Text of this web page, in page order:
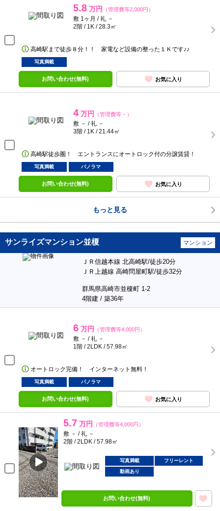
5.8 万円 （管理費等2,000円）
敷 1ヶ月 / 礼 －
2階 / 1K / 28.3㎡
高崎駅まで徒歩８分！！ 家電など設備の整った１Ｋです♪♪
写真満載
お問い合わせ(無料) お気に入り
4 万円 （管理費等－）
敷 － / 礼 －
3階 / 1K / 21.44㎡
高崎駅徒歩圏！ エントランスにオートロック付の分譲賃貸！
写真満載 パノラマ
お問い合わせ(無料) お気に入り
もっと見る
サンライズマンション並榎 マンション
ＪＲ信越本線 北高崎駅/徒歩20分
ＪＲ上越線 高崎問屋町駅/徒歩32分
群馬県高崎市並榎町 1-2
4階建 / 築36年
6 万円 （管理費等4,000円）
敷 － / 礼 －
1階 / 2LDK / 57.98㎡
オートロック完備！ インターネット無料！
写真満載 パノラマ
お問い合わせ(無料) お気に入り
5.7 万円 （管理費等4,000円）
敷 － / 礼 －
2階 / 2LDK / 57.98㎡
写真満載
フリーレント
動画あり
お問い合わせ(無料)